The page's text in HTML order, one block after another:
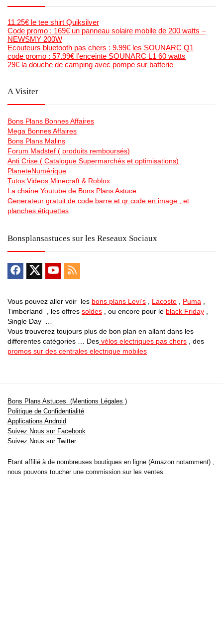
11.25€ le tee shirt Quiksilver
Code promo : 169€ un panneau solaire mobile de 200 watts –
NEWSMY 200W
Ecouteurs bluetooth pas chers : 9.99€ les SOUNARC Q1
code promo : 57.99€ l’enceinte SOUNARC L1 60 watts
29€ la douche de camping avec pompe sur batterie
A Visiter
Bons Plans Bonnes Affaires
Mega Bonnes Affaires
Bons Plans Malins
Forum Madstef ( produits remboursés)
Anti Crise ( Catalogue Supermarchés et optimisations)
PlaneteNumérique
Tutos Videos Minecraft & Roblox
La chaine Youtube de Bons Plans Astuce
Generateur gratuit de code barre et qr code en image , et
planches étiquettes
Bonsplansastuces sur les Reseaux Sociaux
Vous pouvez aller voir les bons plans Levi’s Lacoste Puma
Timberland , les offres soldes , ou encore pour le black Friday
Single Day …
Vous trouverez toujours plus de bon plan en allant dans les
differentes catégories … Des vélos electriques pas chers , des
promos sur des centrales electrique mobiles
Bons Plans Astuces (Mentions Légales )
Politique de Confidentialité
Applications Android
Suivez Nous sur Facebook
Suivez Nous sur Twitter
Etant affilié à de nombreuses boutiques en ligne (Amazon notamment) ,
nous pouvons toucher une commission sur les ventes .